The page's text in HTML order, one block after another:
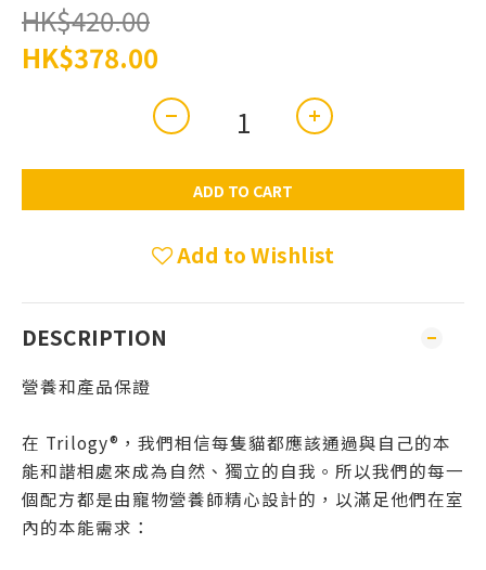
HK$420.00
HK$378.00
ADD TO CART
Add to Wishlist
DESCRIPTION
營養和產品保證
在 Trilogy®，我們相信每隻貓都應該通過與自己的本
能和諧相處來成為自然、獨立的自我。所以我們的每一
個配方都是由寵物營養師精心設計的，以滿足他們在室
內的本能需求：